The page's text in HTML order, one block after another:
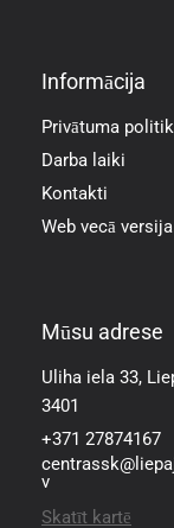
Informācija
Privātuma
Darba laiki
Kontakti
Web vecā versija
Mūsu adrese
Uliha iela 33,
3401
+371 27874167
v
Skatīt kartē